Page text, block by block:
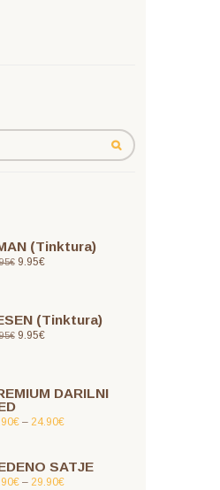
(Tinktura)
€ 9.95€
(Tinktura)
€ 9.95€
DARILNI
€ – 24.90€
SATJE
€ – 29.90€